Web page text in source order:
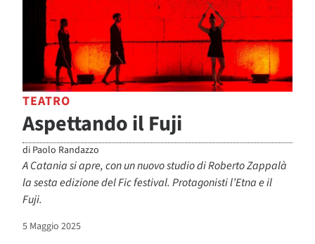
TEATRO
Aspettando il Fuji
di Paolo Randazzo
A Catania si apre, con un nuovo studio di Roberto Zappalà
la sesta edizione del Fic festival. Protagonisti l’Etna e il
Fuji.
5 Maggio 2025